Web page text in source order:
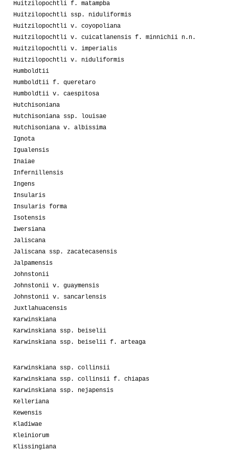
Huitzilopochtli f. matampba
Huitzilopochtli ssp. niduliformis
Huitzilopochtli v. coyopoliana
Huitzilopochtli v. cuicatlanensis f. minnichii n.n.
Huitzilopochtli v. imperialis
Huitzilopochtli v. niduliformis
Humboldtii
Humboldtii f. queretaro
Humboldtii v. caespitosa
Hutchisoniana
Hutchisoniana ssp. louisae
Hutchisoniana v. albissima
Ignota
Igualensis
Inaiae
Infernillensis
Ingens
Insularis
Insularis forma
Isotensis
Iwersiana
Jaliscana
Jaliscana ssp. zacatecasensis
Jalpamensis
Johnstonii
Johnstonii v. guaymensis
Johnstonii v. sancarlensis
Juxtlahuacensis
Karwinskiana
Karwinskiana ssp. beiselii
Karwinskiana ssp. beiselii f. arteaga
Karwinskiana ssp. collinsii
Karwinskiana ssp. collinsii f. chiapas
Karwinskiana ssp. nejapensis
Kelleriana
Kewensis
Kladiwae
Kleiniorum
Klissingiana